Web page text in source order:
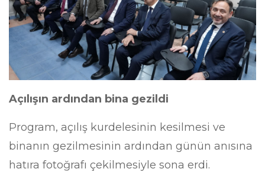
Açılışın ardından bina gezildi
Program, açılış kurdelesinin kesilmesi ve
binanın gezilmesinin ardından günün anısına
hatıra fotoğrafı çekilmesiyle sona erdi.